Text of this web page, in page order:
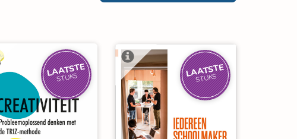
LAATSTE
STUKS LAATSTE
STUKS